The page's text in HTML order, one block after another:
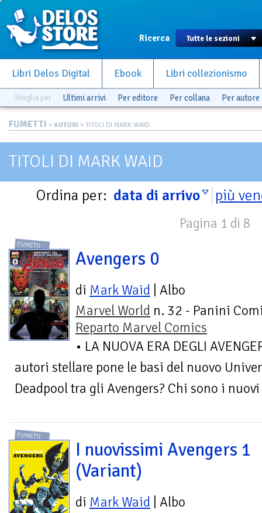
Ricerca
Libri Delos Digital Ebook Libri collezionismo
Sfoglia per Ultimi arrivi Per editore Per collana Per autore
FUMETTI > AUTORI > TITOLI DI MARK WAID
TITOLI DI MARK WAID
Ordina per: data di arrivo più
Pagina 1 di 8
FUMETTI
Avengers 0
di Mark Waid | Albo
Marvel World n. 32 - Panini
Reparto Marvel Comics
• LA NUOVA ERA DEGLI
autori stellare pone le basi del nuovo
Deadpool tra gli Avengers? Chi sono i
FUMETTI
I nuovissimi Avengers 1
(Variant)
di Mark Waid | Albo